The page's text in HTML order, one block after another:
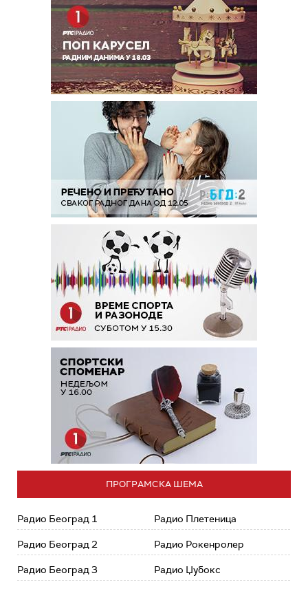
ПРОГРАМСКА ШЕМА
Радио Београд 1
Радио Београд 2
Радио Београд 3
Радио Плетеница
Радио Рокенролер
Радио Џубокс